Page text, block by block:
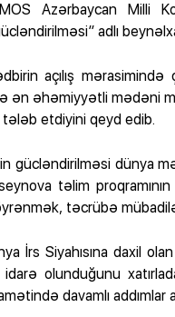
Azərbaycan Milli
adlı
açılış
ən əhəmiyyətli mədəni
tələb etdiyini qeyd edib.
gücləndirilməsi dünya
təlim
öyrənmək, təcrübə
İrs Siyahısına daxil
olunduğunu
davamlı addımlar